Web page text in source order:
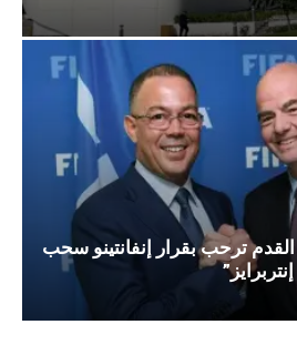
القدم ترحب بقرار إنفانتينو سحب